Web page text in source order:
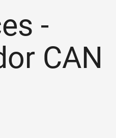
-
CAN